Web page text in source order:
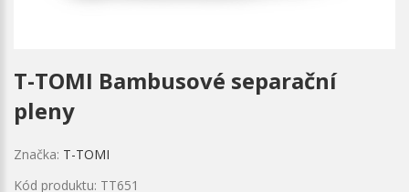
T-TOMI Bambusové separační
pleny
Značka: T-TOMI
Kód produktu: TT651